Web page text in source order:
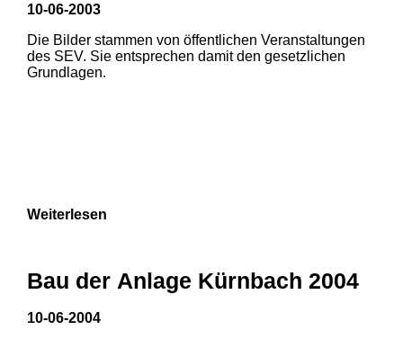
10-06-2003
Die Bilder stammen von öffentlichen Veranstaltungen
des SEV. Sie entsprechen damit den gesetzlichen
Grundlagen.
Weiterlesen
Bau der Anlage Kürnbach 2004
10-06-2004